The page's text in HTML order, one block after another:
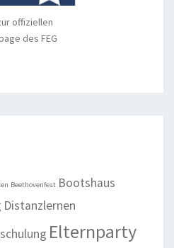
offiziellen
des FEG
Beethovenfest Bootshaus
Distanzlernen
Elternparty